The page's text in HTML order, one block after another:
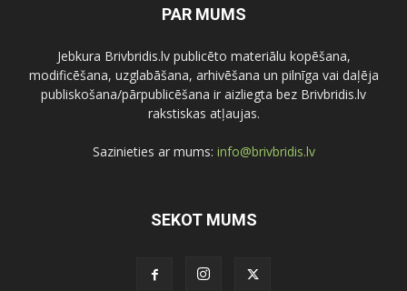
PAR MUMS
Jebkura Brivbridis.lv publicēto materiālu kopēšana,
modificēšana, uzglabāšana, arhivēšana un pilnīga vai daļēja
publiskošana/pārpublicēšana ir aizliegta bez Brivbridis.lv
rakstiskas atļaujas.
Sazinieties ar mums: info@brivbridis.lv
SEKOT MUMS